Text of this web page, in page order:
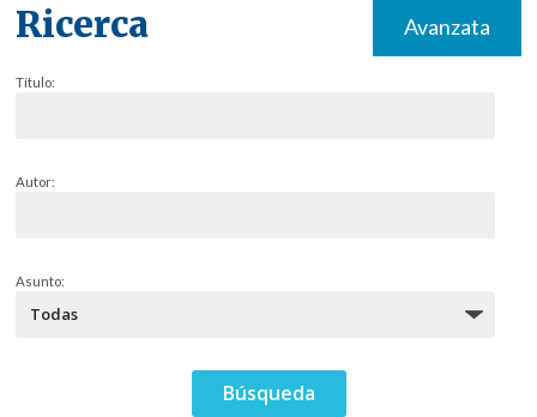
Ricerca Avanzata
Título:
Autor:
Asunto: